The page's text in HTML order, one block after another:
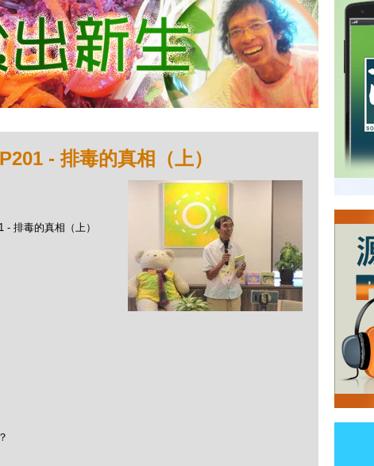
- 排毒的真相（上）
排毒的真相（上）